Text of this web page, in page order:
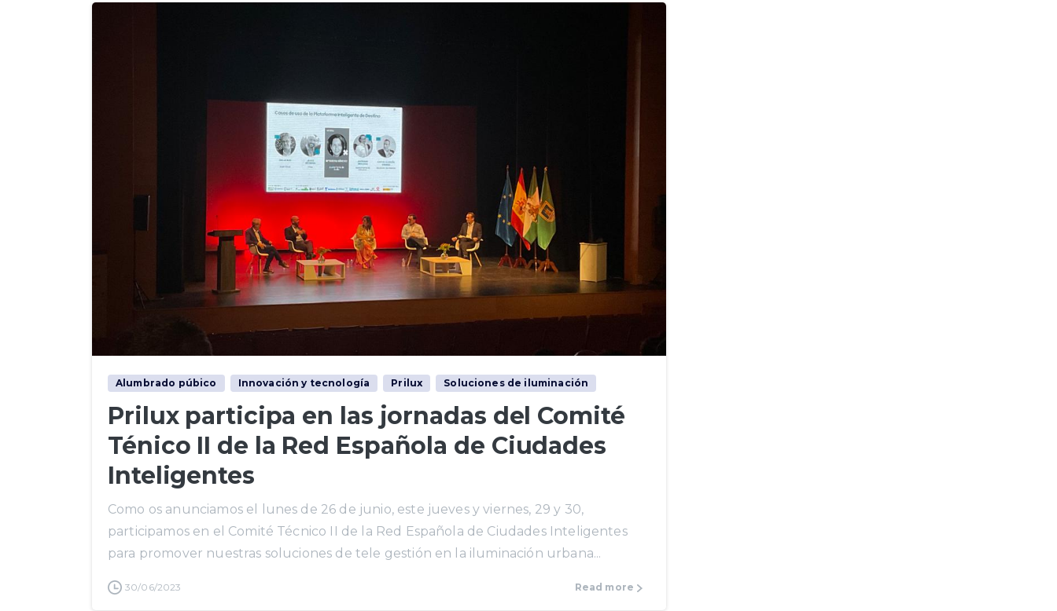
Alumbrado púbico Innovación y tecnología Prilux Soluciones de iluminación
Prilux participa en las jornadas del Comité
Ténico II de la Red Española de Ciudades
Inteligentes
Como os anunciamos el lunes de 26 de junio, este jueves y viernes, 29 y 30,
participamos en el Comité Técnico II de la Red Española de Ciudades Inteligentes
para promover nuestras soluciones de tele gestión en la iluminación urbana...
30/06/2023 Read more